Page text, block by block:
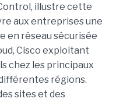
illustre cette
aux entreprises une
en réseau sécurisée
Cisco exploitant
chez les principaux
régions.
sites et des